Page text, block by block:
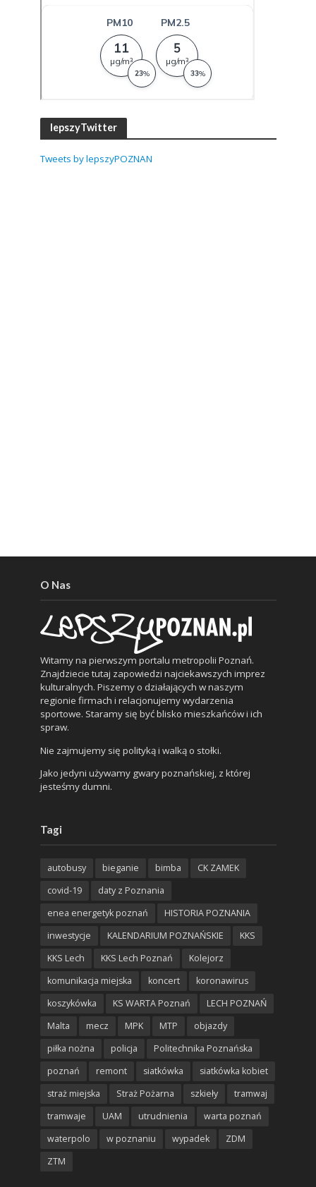
lepszyTwitter
Tweets by lepszyPOZNAN
O Nas
Witamy na pierwszym portalu metropolii Poznań.
Znajdziecie tutaj zapowiedzi najciekawszych imprez
kulturalnych. Piszemy o działających w naszym
regionie firmach i relacjonujemy wydarzenia
sportowe. Staramy się być blisko mieszkańców i ich
spraw.
Nie zajmujemy się polityką i walką o stołki.
Jako jedyni używamy gwary poznańskiej, z której
jesteśmy dumni.
Tagi
autobusy bieganie bimba
CK ZAMEK
covid-19
daty z Poznania
enea energetyk poznań
HISTORIA POZNANIA
inwestycje
KALENDARIUM POZNAŃSKIE
KKS
KKS Lech
KKS Lech Poznań
Kolejorz
komunikacja miejska
koncert
koronawirus
koszykówka
KS WARTA Poznań
LECH POZNAŃ
Malta
mecz MPK MTP
objazdy
piłka nożna
policja
Politechnika Poznańska
poznań
remont siatkówka
siatkówka kobiet
straż miejska
Straż Pożarna szkieły
tramwaj
tramwaje
UAM utrudnienia
warta poznań
waterpolo
w poznaniu wypadek
ZDM
ZTM